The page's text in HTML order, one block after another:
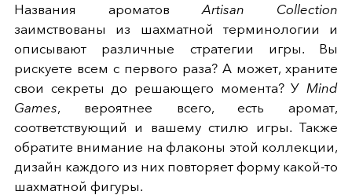
Названия ароматов Artisan Collection
заимствованы из шахматной терминологии и
описывают различные стратегии игры. Вы
рискуете всем с первого раза? А может, храните
свои секреты до решающего момента? У Mind
Games, вероятнее всего, есть аромат,
соответствующий и вашему стилю игры. Также
обратите внимание на флаконы этой коллекции,
дизайн каждого из них повторяет форму какой-то
шахматной фигуры.